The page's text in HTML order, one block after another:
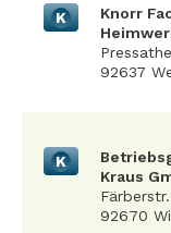
K
Knorr
92637
K
Kraus
92670